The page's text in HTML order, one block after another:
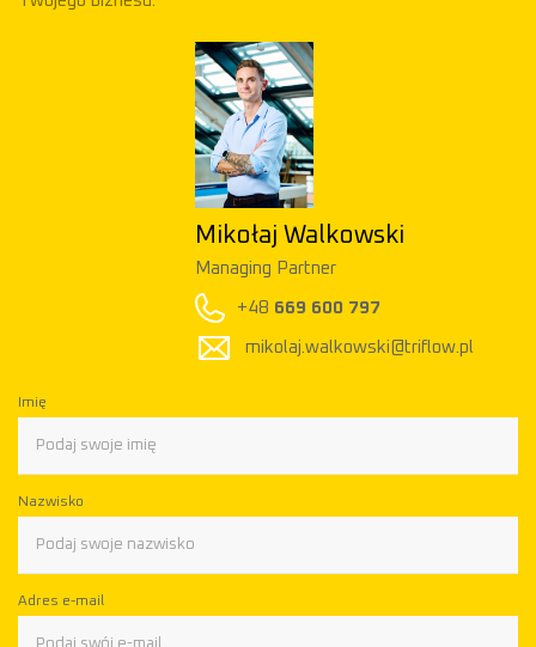
Mikołaj Walkowski
Managing Partner
669 600 797
mikolaj.walkowski@triflow.pl
Imię
Nazwisko
Adres e-mail